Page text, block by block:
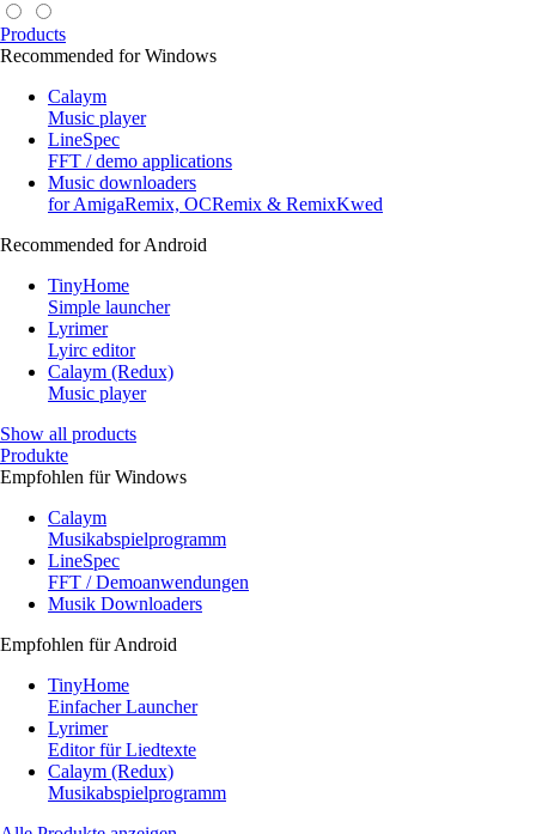
Products
Recommended for Windows
Calaym
Music player
LineSpec
FFT / demo applications
Music downloaders
for AmigaRemix, OCRemix & RemixKwed
Recommended for Android
TinyHome
Simple launcher
Lyrimer
Lyirc editor
Calaym (Redux)
Music player
Show all products
Produkte
Empfohlen für Windows
Calaym
Musikabspielprogramm
LineSpec
FFT / Demoanwendungen
Musik Downloaders
Empfohlen für Android
TinyHome
Einfacher Launcher
Lyrimer
Editor für Liedtexte
Calaym (Redux)
Musikabspielprogramm